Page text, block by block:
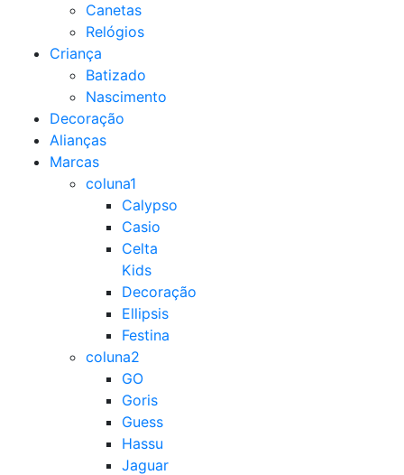
Canetas
Relógios
Criança
Batizado
Nascimento
Decoração
Alianças
Marcas
coluna1
Calypso
Casio
Celta
Kids
Decoração
Ellipsis
Festina
coluna2
GO
Goris
Guess
Hassu
Jaguar